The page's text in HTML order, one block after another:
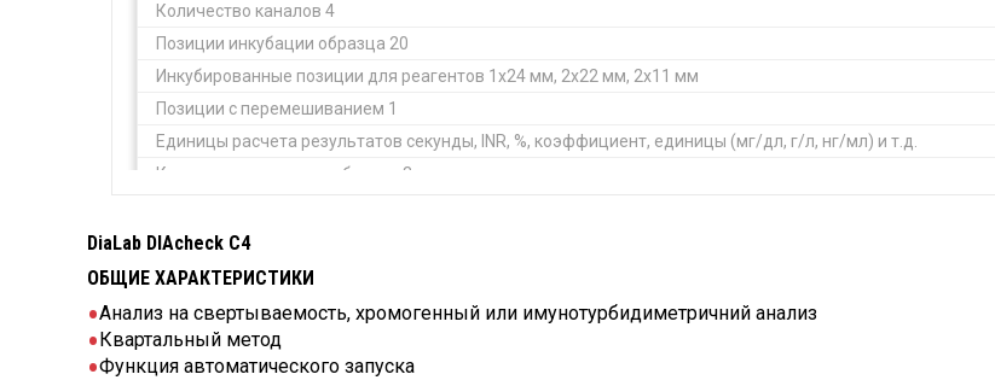
Количество каналов 4
Позиции инкубации образца 20
Инкубированные позиции для реагентов 1х24 мм, 2х22 мм, 2х11 мм
Позиции с перемешиванием 1
Единицы расчета результатов секунды, INR, %, коэффициент, единицы (мг/дл, г/л, нг/мл) и т.д.
Количество точек калибровки 3
Совместим с LIS Да
Язык английский, другие по запросу
Штрих-коды Опция (внешний сканер)
Интерфейсы - RS232(х2) - принтер, сканер штрихкодов
DiaLab DIAcheck C4
ОБЩИЕ ХАРАКТЕРИСТИКИ
Анализ на свертываемость, хромогенный или имунотурбидиметричний анализ
Квартальный метод
Функция автоматического запуска